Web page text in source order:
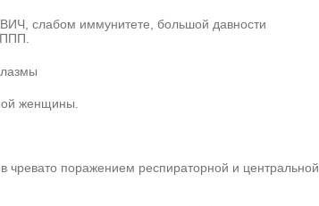
слабом иммунитете, большой давности
женщины.
чревато поражением респираторной и центральной